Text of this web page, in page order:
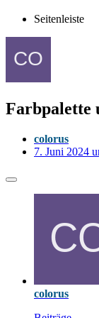
Seitenleiste
Farbpalette
colorus
7. Juni 2024
colorus